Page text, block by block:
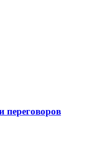
переговоров